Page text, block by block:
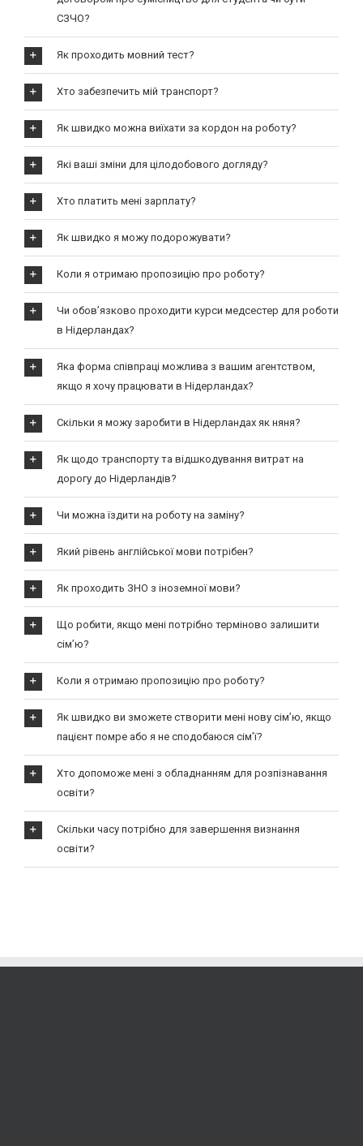
СЗЧО?
Як проходить мовний тест?
Хто забезпечить мій транспорт?
Як швидко можна виїхати за кордон на роботу?
Які ваші зміни для цілодобового догляду?
Хто платить мені зарплату?
Як швидко я можу подорожувати?
Коли я отримаю пропозицію про роботу?
Чи обов’язково проходити курси медсестер для роботи
в Нідерландах?
Яка форма співпраці можлива з вашим агентством,
якщо я хочу працювати в Нідерландах?
Скільки я можу заробити в Нідерландах як няня?
Як щодо транспорту та відшкодування витрат на
дорогу до Нідерландів?
Чи можна їздити на роботу на заміну?
Який рівень англійської мови потрібен?
Як проходить ЗНО з іноземної мови?
Що робити, якщо мені потрібно терміново залишити
сім’ю?
Коли я отримаю пропозицію про роботу?
Як швидко ви зможете створити мені нову сім’ю, якщо
пацієнт помре або я не сподобаюся сім’ї?
Хто допоможе мені з обладнанням для розпізнавання
освіти?
Скільки часу потрібно для завершення визнання
освіти?